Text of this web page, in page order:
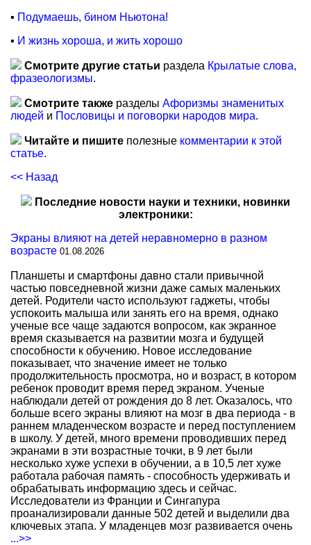
▪ Подумаешь, бином Ньютона!
▪ И жизнь хороша, и жить хорошо
Смотрите другие статьи раздела Крылатые слова,
фразеологизмы.
Смотрите также разделы Афоризмы знаменитых
людей и Пословицы и поговорки народов мира.
Читайте и пишите полезные комментарии к этой
статье.
<< Назад
Последние новости науки и техники, новинки
электроники:
Экраны влияют на детей неравномерно в разном
возрасте 01.08.2026
Планшеты и смартфоны давно стали привычной
частью повседневной жизни даже самых маленьких
детей. Родители часто используют гаджеты, чтобы
успокоить малыша или занять его на время, однако
ученые все чаще задаются вопросом, как экранное
время сказывается на развитии мозга и будущей
способности к обучению. Новое исследование
показывает, что значение имеет не только
продолжительность просмотра, но и возраст, в котором
ребенок проводит время перед экраном. Ученые
наблюдали детей от рождения до 8 лет. Оказалось, что
больше всего экраны влияют на мозг в два периода - в
раннем младенческом возрасте и перед поступлением
в школу. У детей, много времени проводивших перед
экранами в эти возрастные точки, в 9 лет были
несколько хуже успехи в обучении, а в 10,5 лет хуже
работала рабочая память - способность удерживать и
обрабатывать информацию здесь и сейчас.
Исследователи из Франции и Сингапура
проанализировали данные 502 детей и выделили два
ключевых этапа. У младенцев мозг развивается очень
...>>